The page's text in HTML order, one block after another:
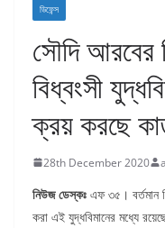
ডিফেন্স
সৌদি আরবের
বিধ্বংসী
ক্রয় করছে
28th December 2020
নিউজ ডেস্কঃ এফ ৩৫। বর্তমান
করা এই যুদ্ধবিমানের মধ্যে